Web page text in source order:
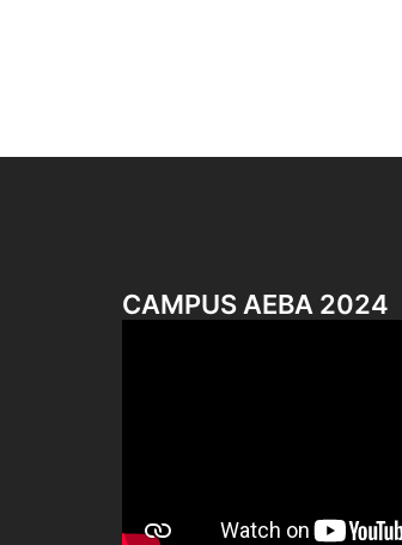
CAMPUS AEBA 2024